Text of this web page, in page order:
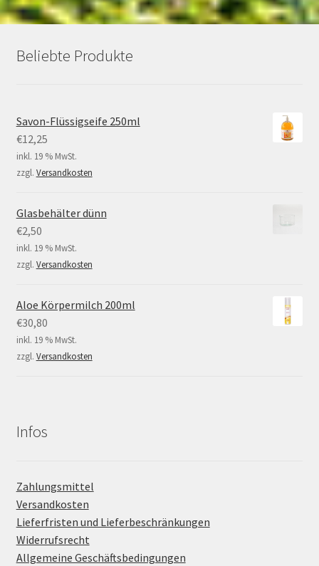
Beliebte Produkte
Savon-Flüssigseife 250ml
€12,25
inkl. 19 % MwSt.
zzgl. Versandkosten
Glasbehälter dünn
€2,50
inkl. 19 % MwSt.
zzgl. Versandkosten
Aloe Körpermilch 200ml
€30,80
inkl. 19 % MwSt.
zzgl. Versandkosten
Infos
Zahlungsmittel
Versandkosten
Lieferfristen und Lieferbeschränkungen
Widerrufsrecht
Allgemeine Geschäftsbedingungen